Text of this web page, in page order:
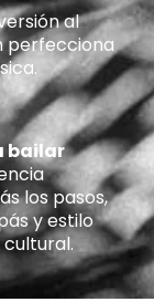
al
perfecciona
bailar
los pasos,
y estilo